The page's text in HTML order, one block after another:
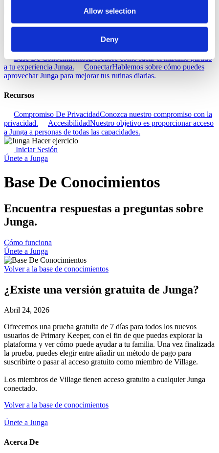
Allow selection
Deny
Base De ConocimientosDescubre cómo sacar el máximo partido
a tu experiencia Junga.
ConectarHablemos sobre cómo puedes
aprovechar Junga para mejorar tus rutinas diarias.
Recursos
Compromiso De PrivacidadConozca nuestro compromiso con la
privacidad.
AccesibilidadNuestro objetivo es proporcionar acceso
a Junga a personas de todas las capacidades.
Iniciar Sesión
Únete a Junga
Base De Conocimientos
Encuentra respuestas a preguntas sobre
Junga.
Cómo funciona
Únete a Junga
Volver a la base de conocimientos
¿Existe una versión gratuita de Junga?
Abril 24, 2026
Ofrecemos una prueba gratuita de 7 días para todos los nuevos
usuarios de Primary Keeper, con el fin de que puedas explorar la
plataforma y ver cómo puede ayudar a tu familia. Una vez finalizada
la prueba, puedes elegir entre añadir un método de pago para
suscribirte o pasar al acceso gratuito como miembro de Village.
Los miembros de Village tienen acceso gratuito a cualquier Junga
conectado.
Volver a la base de conocimientos
Únete a Junga
Acerca De